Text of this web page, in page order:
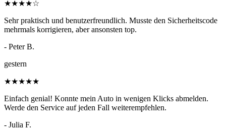
★★★★☆
Sehr praktisch und benutzerfreundlich. Musste den Sicherheitscode
mehrmals korrigieren, aber ansonsten top.
- Peter B.
gestern
★★★★★
Einfach genial! Konnte mein Auto in wenigen Klicks abmelden.
Werde den Service auf jeden Fall weiterempfehlen.
- Julia F.